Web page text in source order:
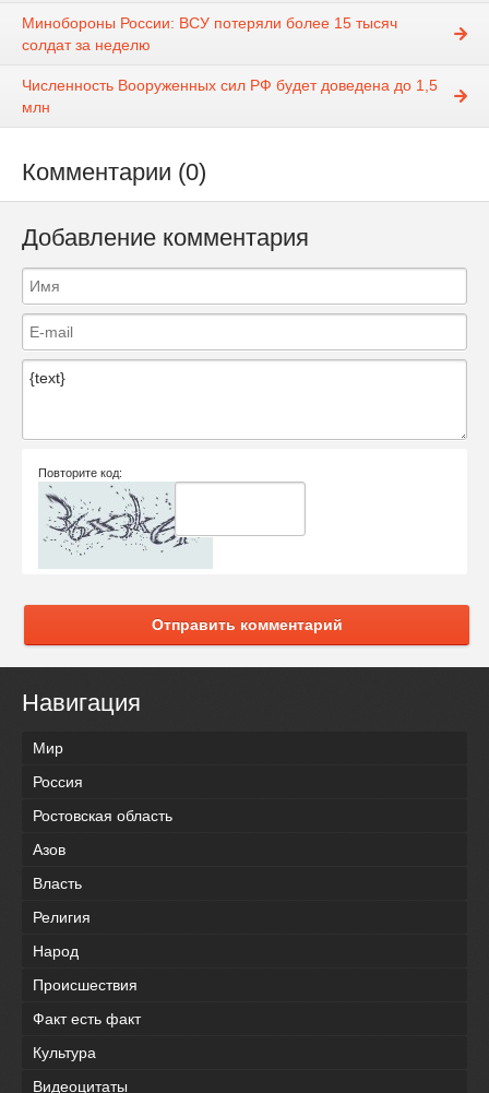
Минобороны России: ВСУ потеряли более 15 тысяч
солдат за неделю
Численность Вооруженных сил РФ будет доведена до 1,5
млн
Комментарии (0)
Добавление комментария
Повторите код:
Отправить комментарий
Навигация
Мир
Россия
Ростовская область
Азов
Власть
Религия
Народ
Происшествия
Факт есть факт
Культура
Видеоцитаты